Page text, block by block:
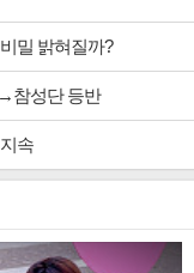
밀 밝혀질까?
참성단 등반
속